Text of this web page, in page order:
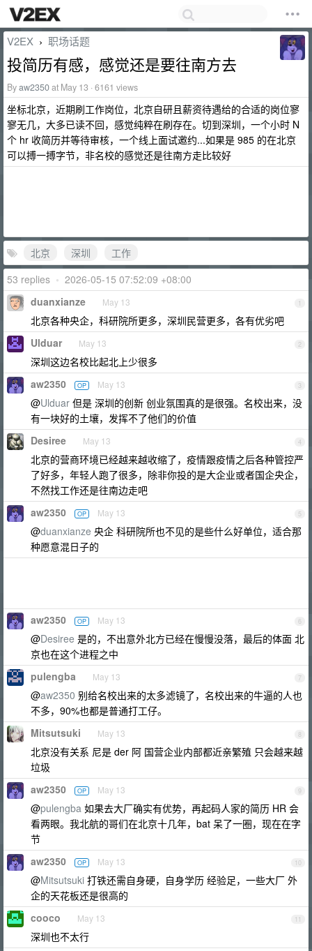
V2EX › 职场话题
投简历有感，感觉还是要往南方去
Byaw2350at May 13 · 6161 views
坐标北京，近期刷工作岗位，北京自研且薪资待遇给的合适的岗位寥
寥无几，大多已读不回，感觉纯粹在刷存在。切到深圳，一个小时 N
个 hr 收简历并等待审核，一个线上面试邀约...如果是 985 的在北京
可以搏一搏字节，非名校的感觉还是往南方走比较好
北京 深圳
工作
53 replies • 2026-05-15 07:52:09 +08:00
1
duanxianze May 13
北京各种央企，科研院所更多，深圳民营更多，各有优劣吧
2
Ulduar May 13
深圳这边名校比起北上少很多
3
aw2350 OP May 13
@Ulduar 但是 深圳的创新 创业氛围真的是很强。名校出来，没
有一块好的土壤，发挥不了他们的价值
4
Desiree May 13
北京的营商环境已经越来越收缩了，疫情跟疫情之后各种管控严
了好多，年轻人跑了很多，除非你投的是大企业或者国企央企，
不然找工作还是往南边走吧
5
aw2350 OP May 13
@duanxianze 央企 科研院所也不见的是些什么好单位，适合那
种愿意混日子的
6
aw2350 OP May 13
@Desiree 是的，不出意外北方已经在慢慢没落，最后的体面 北
京也在这个进程之中
7
pulengba May 13
@aw2350 别给名校出来的太多滤镜了，名校出来的牛逼的人也
不多，90%也都是普通打工仔。
8
Mitsutsuki May 13
北京没有关系 尼是 der 阿 国营企业内部都近亲繁殖 只会越来越
垃圾
9
aw2350 OP May 13
@pulengba 如果去大厂确实有优势，再起码人家的简历 HR 会
看两眼。我北航的哥们在北京十几年，bat 呆了一圈，现在在字
节
10
aw2350 OP May 13
@Mitsutsuki 打铁还需自身硬，自身学历 经验足，一些大厂 外
企的天花板还是很高的
11
cooco May 13
深圳也不太行